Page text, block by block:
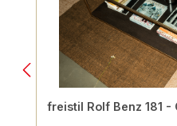
freistil Rolf Benz 181 -